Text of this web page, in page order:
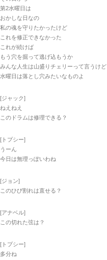
第2水曜日は
おかしな日なの
私の魂を守りたかったけど
これを修正できなかった
これが続けば
もう穴を掘って逃げ込もうか
みんな人生は山盛りチェリーって言うけど
水曜日は落とし穴みたいなものよ
[ジャック]
ねえねえ
このドラムは修理できる？
[トプシー]
うーん
今日は無理っぽいわね
[ジョン]
このひび割れは直せる？
[アナベル]
この切れた弦は？
[トプシー]
多分ね